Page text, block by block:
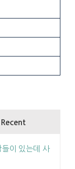
Recent
이 있는데 사